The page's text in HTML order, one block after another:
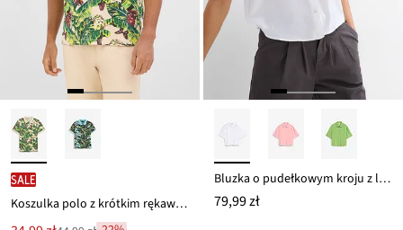
SALE
Koszulka polo z krótkim rękawem
Bluzka o pudełkowym kroju z lekkiej krepy
79,99 zł